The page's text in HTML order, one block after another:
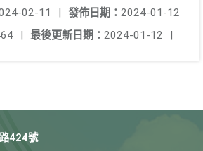
發佈日期： 2024-01-12
02-11
|
最後更新日期： 2024-01-12 |
|
424號